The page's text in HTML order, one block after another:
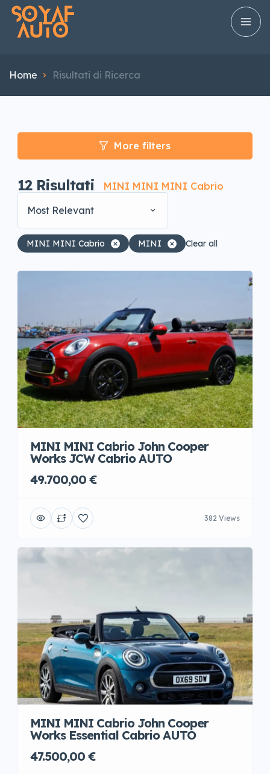
Home Risultati di Ricerca
More filters
12 Risultati
MINI MINI MINI Cabrio
Most Relevant
MINI MINI Cabrio MINI Clear all
MINI MINI Cabrio John Cooper
Works JCW Cabrio AUTO
49.700,00 €
382 Views
MINI MINI Cabrio John Cooper
Works Essential Cabrio AUTO
47.500,00 €